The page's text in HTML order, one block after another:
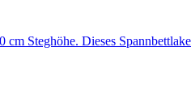
cm Steghöhe. Dieses